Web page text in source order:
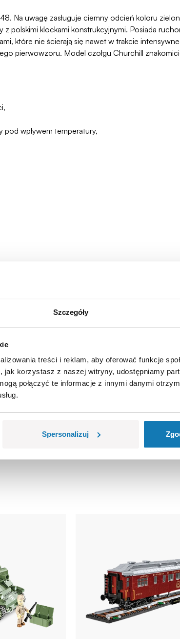
Szczegóły
treści i reklam, aby oferować funkcje
korzystasz z naszej witryny, udostępniamy
połączyć te informacje z innymi danymi
Spersonalizuj
Na uwagę zasługuje ciemny odcień koloru
klockami konstrukcyjnymi. Posiada
które nie ścierają się nawet w trakcie
pierwowzoru. Model czołgu Churchill
pod wpływem temperatury,
mogą zostać połknięte lub wchłonięte (ryzyko
technicznych.